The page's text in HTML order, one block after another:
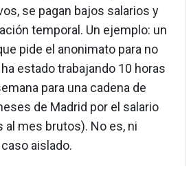
se pagan bajos salarios y
temporal. Un ejemplo: un
pide el anonimato para no
estado trabajando 10 horas
para una cadena de
de Madrid por el salario
al mes brutos). No es, ni
aislado.